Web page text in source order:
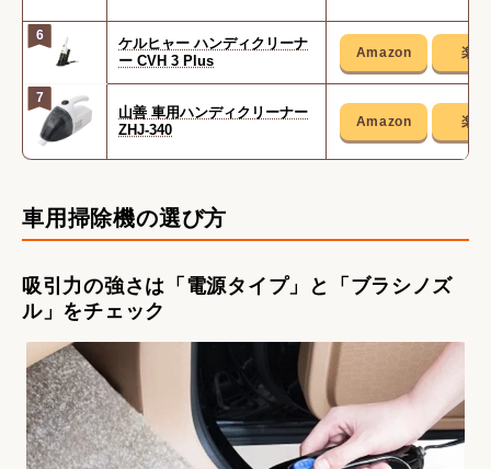
6
ケルヒャー ハンディクリーナ
ー CVH 3 Plus
7
山善 車用ハンディクリーナー
ZHJ-340
車用掃除機の選び方
吸引力の強さは「電源タイプ」と「ブラシノズ
ル」をチェック